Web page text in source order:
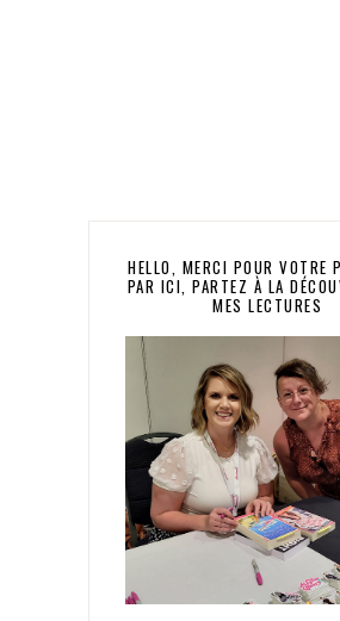
HELLO, MERCI POUR VOTRE
PAR ICI, PARTEZ À LA
MES LECTURES